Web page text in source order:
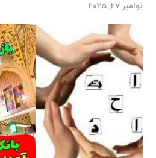
نوامبر 27, 2025